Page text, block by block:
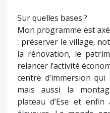
Sur quelles bases ?
Mon programme est
: préserver le village,
la rénovation, le
relancer l’activité
centre d’immersion
mais aussi la
plateau d’Ese et